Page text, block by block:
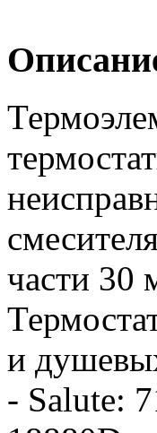
части 30
и
- Salute: